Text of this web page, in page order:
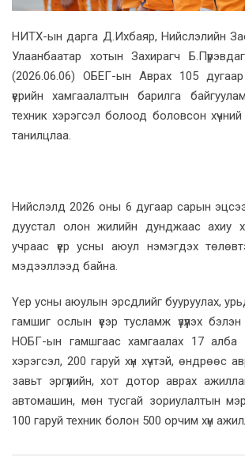
НИТХ-ын дарга Д.Ихбаяр, Нийслэлийн
Улаанбаатар хотын Захирагч
(2026.06.06) ОБЕГ-ын Аврах 105
үерийн хамгаалалтын барилга
техник хэрэгсэл болоод боловсон
танилцлаа.
Нийслэлд 2026 оны 6 дугаар сарын
дуустал олон жилийн дунджаас ахиу
учраас үер усны аюул нэмэгдэх
мэдээллээд байна.
Үер усны аюулын эрсдлийг бууруулах,
гамшиг ослын үеэр тусламж үзүүлэх
НОБГ-ын гамшгаас хамгаалах 17 алба
хэрэгсэл, 200 гаруй хүн хүчтэй, өндрөөс
завьт эргүүлийн, хот дотор аврах
автомашин, мөн тусгай зориулалтын
100 гаруй техник болон 500 орчим хүн